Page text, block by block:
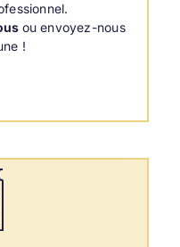
ou envoyez-nous
!